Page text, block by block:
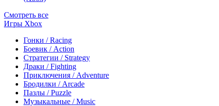
Смотреть все
Игры Xbox
Гонки / Racing
Боевик / Action
Стратегии / Strategy
Драки / Fighting
Приключения / Adventure
Бродилки / Arcade
Пазлы / Puzzle
Музыкальные / Music